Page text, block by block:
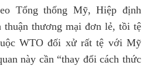
Tổng thống Mỹ, Hiệp định
thuận thương mại đơn lẻ, tồi tệ
WTO đối xử rất tệ với Mỹ
này cần “thay đổi cách thức